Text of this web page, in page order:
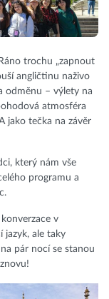
trochu „zapnout
angličtinu naživo
odměnu – výlety na
atmosféra
jako tečka na závěr
který nám vše
programu a
v
jazyk, ale taky
pár nocí se stanou